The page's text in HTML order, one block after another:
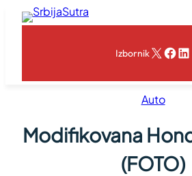
Skoči
IzbornikX
Auto
Modifikovana
(FOTO)